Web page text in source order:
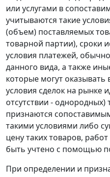
или услугами в
учитываются такие
(объем) поставляемых
товарной партии), сроки
условия платежей,
данного вида, а также
которые могут
условия сделок на рынке
отсутствии - однородных)
признаются
такими условиями либо
цену таких товаров,
быть учтено с помощью
При определении и